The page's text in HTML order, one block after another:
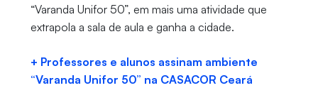
“Varanda Unifor 50”, em mais uma atividade que
extrapola a sala de aula e ganha a cidade.
+ Professores e alunos assinam ambiente
“Varanda Unifor 50” na CASACOR Ceará